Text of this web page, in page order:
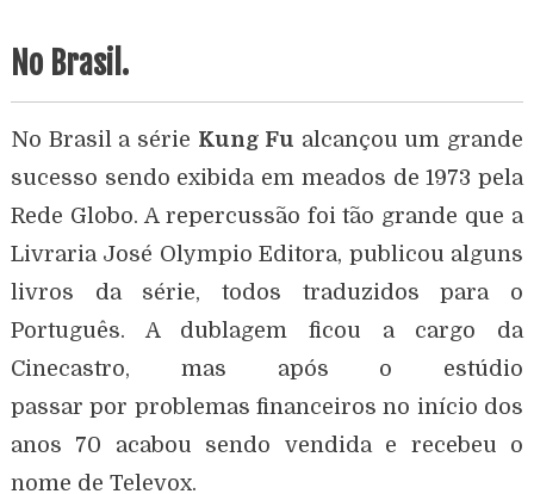
No Brasil.
No Brasil a série Kung Fu alcançou um grande
sucesso sendo exibida em meados de 1973 pela
Rede Globo. A repercussão foi tão grande que a
Livraria José Olympio Editora, publicou alguns
livros da série, todos traduzidos para o
Português. A dublagem ficou a cargo da
Cinecastro, mas após o estúdio
passar por problemas financeiros no início dos
anos 70 acabou sendo vendida e recebeu o
nome de Televox.